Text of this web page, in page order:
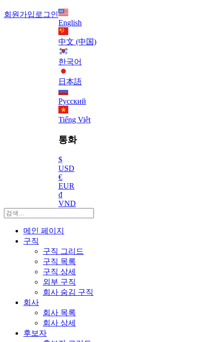
회원가입 로그인
English
中文 (中国)
한국어
日本語
Русский
Tiếng Việt
통화
$
USD
€
EUR
₫
VND
메인 페이지
구직
구직 그리드
구직 목록
구직 상세
외부 구직
회사 숨김 구직
회사
회사 목록
회사 상세
후보자